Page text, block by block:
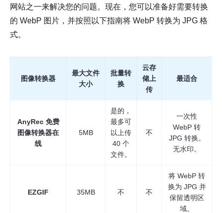
网站之一来解决您的问题。现在，您可以准备好需要转换
的 WebP 图片，并按照以下指南将 WebP 转换为 JPG 格
式。
图像转换器
最大文件
大小
批量转
换
云存
储上
传
最适合
AnyRec 免费
图像转换器在
线
5MB
是的，
最多可
以上传
40 个
文件。
不
一次性
WebP 转
JPG 转换。
无水印。
EZGIF 35MB 不 不
将 WebP 转
换为 JPG 并
保留透明区
域。